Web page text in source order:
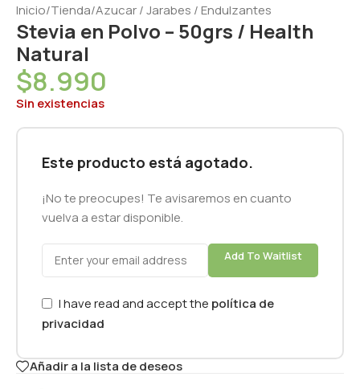
Inicio/Tienda/Azucar / Jarabes / Endulzantes
Stevia en Polvo – 50grs / Health
Natural
$8.990
Sin existencias
Este producto está agotado.
¡No te preocupes! Te avisaremos en cuanto
vuelva a estar disponible.
Add To Waitlist
I have read and accept the política de
privacidad
Añadir a la lista de deseos